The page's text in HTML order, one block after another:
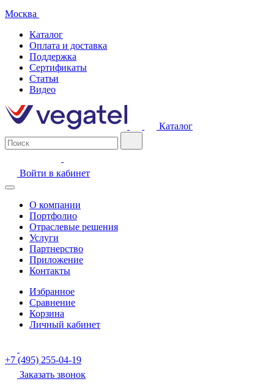
Москва
Каталог
Оплата и доставка
Поддержка
Сертификаты
Статьи
Видео
Каталог
Войти в кабинет
О компании
Портфолио
Отраслевые решения
Услуги
Партнерство
Приложение
Контакты
Избранное
Сравнение
Корзина
Личный кабинет
+7 (495) 255-04-19
Заказать звонок